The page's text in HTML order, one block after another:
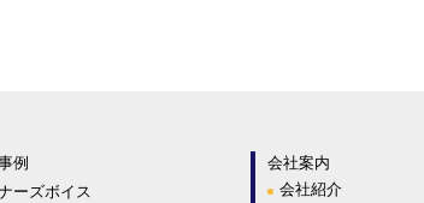
例
ーズボイス
会社案内
会社紹介